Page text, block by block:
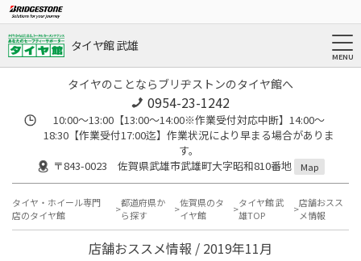
タイヤ館 武雄
タイヤのことならブリヂストンのタイヤ館へ
0954-23-1242
10:00～13:00【13:00～14:00※作業受付対応中断】14:00～
18:30【作業受付17:00迄】作業状況により早まる場合がありま
す。
〒843-0023 佐賀県武雄市武雄町大字昭和810番地
Map
タイヤ・ホイール専門
店のタイヤ館
都道府県か
ら探す
佐賀県のタ
イヤ館
タイヤ館 武
雄TOP
店舗おスス
メ情報
店舗おススメ情報 / 2019年11月